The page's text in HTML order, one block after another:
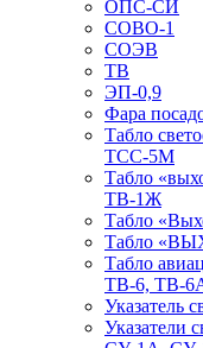
ОПС-СИ
СОВО-1
СОЭВ
ТВ
ЭП-0,9
Фара
Табло
ТСС-5М
Табло
ТВ-1Ж
Табло
Табло
Табло
ТВ-6, ТВ-
Указатель
Указатели